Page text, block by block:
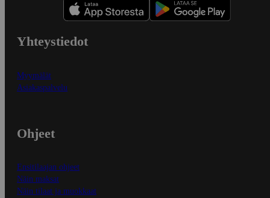
Yhteystiedot
Myymälät
Asiakaspalvelu
Ohjeet
Ensitilaajan ohjeet
Näin maksat
Näin tilaat ja muokkaat